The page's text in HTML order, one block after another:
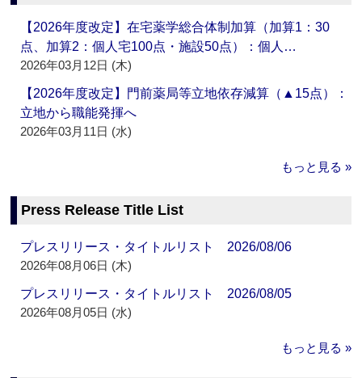
【2026年度改定】在宅薬学総合体制加算（加算1：30
点、加算2：個人宅100点・施設50点）：個人…
2026年03月12日 (木)
【2026年度改定】門前薬局等立地依存減算（▲15点）：
立地から職能発揮へ
2026年03月11日 (水)
もっと見る »
Press Release Title List
プレスリリース・タイトルリスト 2026/08/06
2026年08月06日 (木)
プレスリリース・タイトルリスト 2026/08/05
2026年08月05日 (水)
もっと見る »